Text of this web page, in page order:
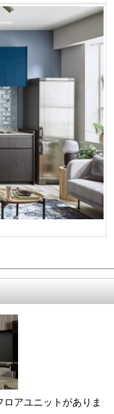
アユニットがありま